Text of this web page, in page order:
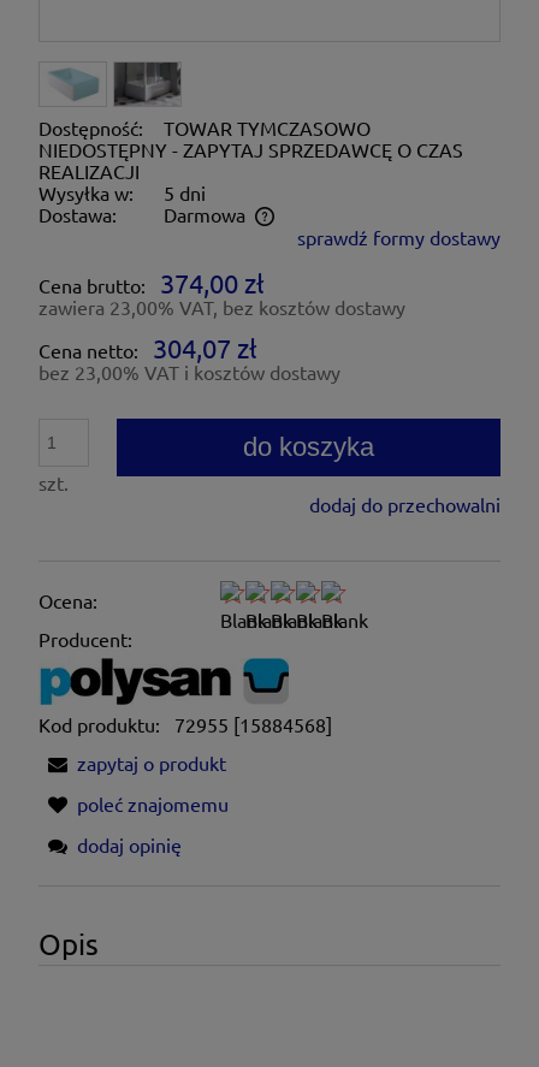
Dostępność:
TOWAR TYMCZASOWO
NIEDOSTĘPNY - ZAPYTAJ SPRZEDAWCĘ O CZAS
REALIZACJI
Wysyłka w:
5 dni
Dostawa:
Darmowa
Cena nie zawiera ewentualnych kosztów płatności
sprawdź formy dostawy
Cena brutto:
374,00 zł
zawiera 23,00% VAT, bez kosztów dostawy
Cena netto:
304,07 zł
bez 23,00% VAT i kosztów dostawy
szt.
do koszyka
dodaj do przechowalni
Ocena:
Producent:
Kod produktu:
72955 [15884568]
zapytaj o produkt
poleć znajomemu
dodaj opinię
Opis